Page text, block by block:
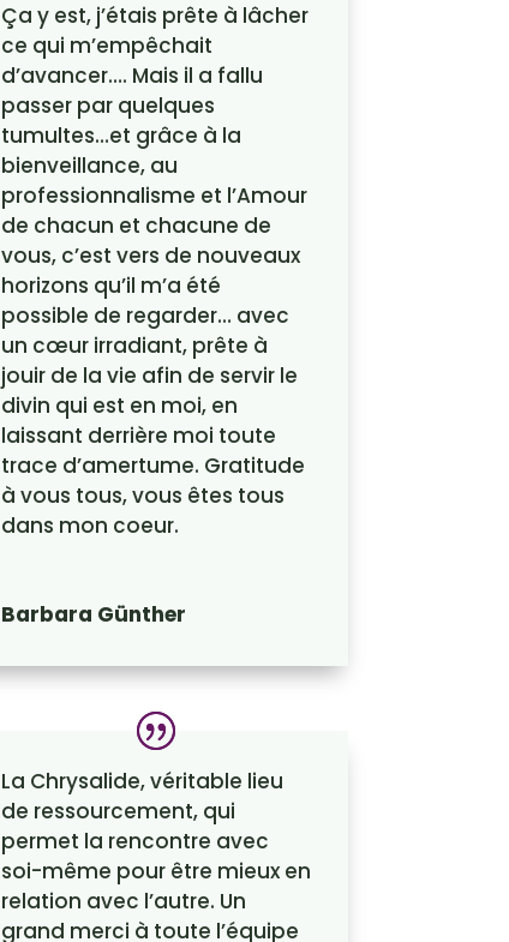
Ça y est, j’étais prête à lâcher
ce qui m’empêchait
d’avancer…. Mais il a fallu
passer par quelques
tumultes…et grâce à la
bienveillance, au
professionnalisme et l’Amour
de chacun et chacune de
vous, c’est vers de nouveaux
horizons qu’il m’a été
possible de regarder… avec
un cœur irradiant, prête à
jouir de la vie afin de servir le
divin qui est en moi, en
laissant derrière moi toute
trace d’amertume. Gratitude
à vous tous, vous êtes tous
dans mon coeur.
Barbara Günther
La Chrysalide, véritable lieu
de ressourcement, qui
permet la rencontre avec
soi-même pour être mieux en
relation avec l’autre. Un
grand merci à toute l’équipe